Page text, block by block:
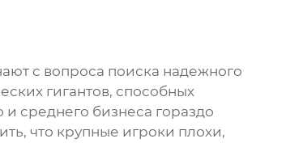
с вопроса поиска надежного
гигантов, способных
среднего бизнеса гораздо
что крупные игроки плохи,